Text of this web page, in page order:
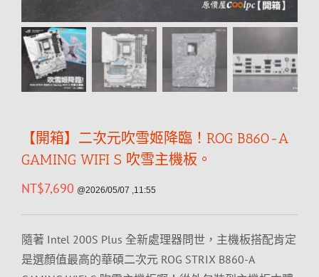
【開箱】二次元吹雪姬降臨！ROG B860-A
GAMING WIFI S 吹雪主機板。
NT$7,690 @2026/05/07 ,11:55
隨著 Intel 200S Plus 全新處理器問世，主機板搭配肯定
是選顏值最高的華碩二次元 ROG STRIX B860-A